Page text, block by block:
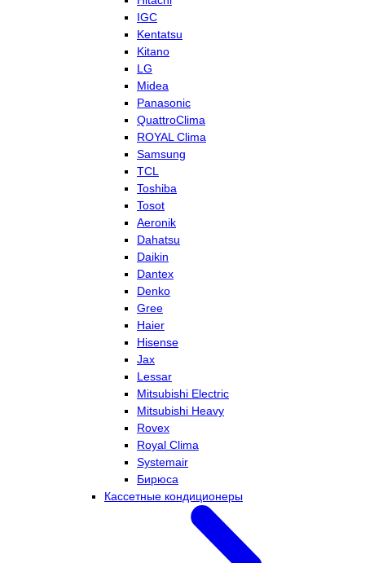
IGC
Kentatsu
Kitano
LG
Midea
Panasonic
QuattroClima
ROYAL Clima
Samsung
TCL
Toshiba
Tosot
Aeronik
Dahatsu
Daikin
Dantex
Denko
Gree
Haier
Hisense
Jax
Lessar
Mitsubishi Electric
Mitsubishi Heavy
Rovex
Royal Clima
Systemair
Бирюса
Кассетные кондиционеры